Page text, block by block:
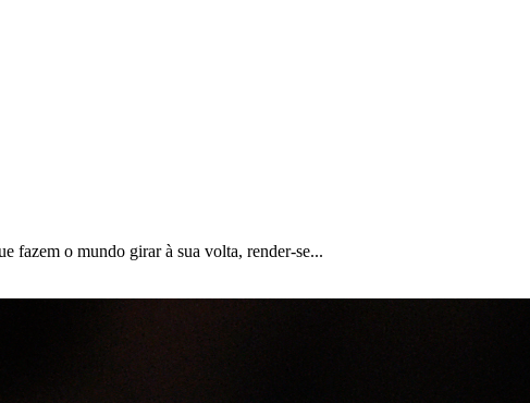
fazem o mundo girar à sua volta, render-se...